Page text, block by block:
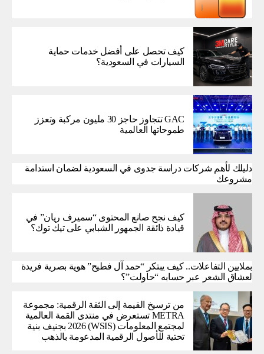
كيف تحصل على أفضل خدمات حماية
السيارات في السعودية؟
GAC تتجاوز حاجز 30 مليون مركبة وتعزز
طموحاتها العالمية
دليلك لأهم شركات دراسة جدوى في السعودية لضمان استدامة
مشروعك
كيف نجح صانع المحتوى “سميرف ريان” في
قيادة ذائقة الجمهور الشبابي على تيك توك؟
بملايين التفاعلات.. كيف يبتكر “حمد آل فطيح” هوية بصرية فريدة
لعشاق الشعر عبر حسابه “حاولت”؟
من ترسيخ القيمة إلى الثقة الرقمية: مجموعة
METRA تستعرض في منتدى القمة العالمية
لمجتمع المعلومات (WSIS) 2026 بجنيف بنية
تحتية للأصول الرقمية المدعومة بالذهب